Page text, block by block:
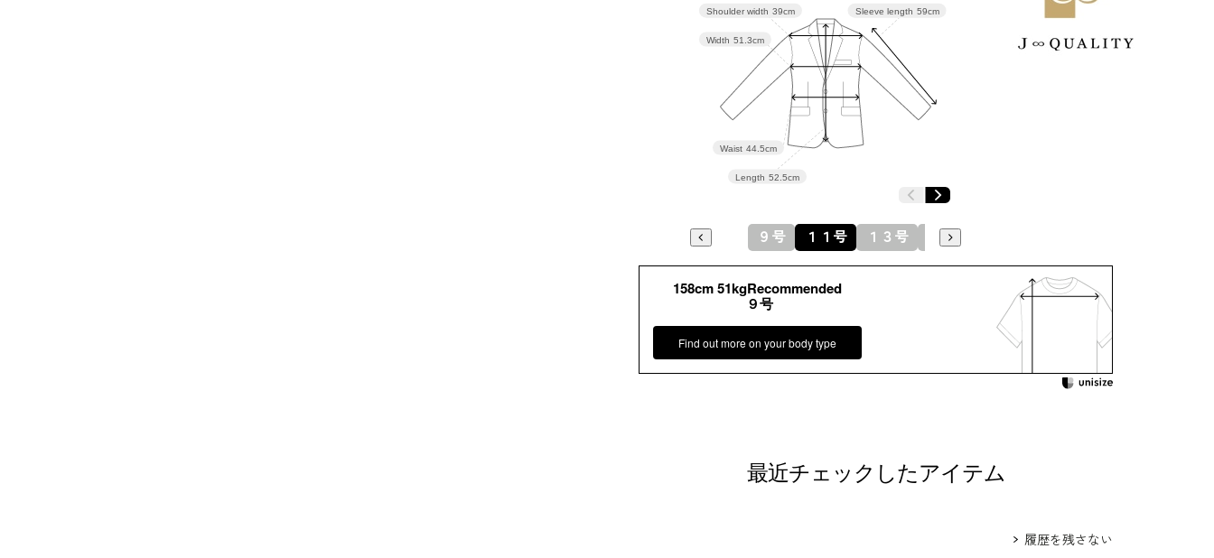
101.0 87.0 101.5 111.0
105.0 91.0
110.0 96.0 110.5
表地：シルクランダムボーダージャカード（絹100％）×
バックサテンジョーゼット（トリアセテート85％ ポリ
エステル15％）
裏地：キュプラ100％
その他
洗濯方法：クリーニング
フロントオープンタイプ
Sleeve length 59cm
Length 52.5cm
Waist 44.5cm
Width 51.3cm
Shoulder width 39cm
９号 １１号 １３号 １５号
158cm 51kgRecommended
９号
Find out more on your body type
最近チェックしたアイテム
履歴を残さない